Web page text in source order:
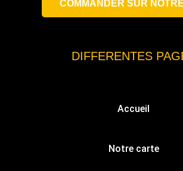
COMMANDER SUR
DIFFERENTES
Accueil
Notre carte